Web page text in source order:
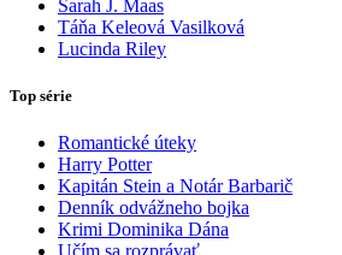
Sarah J. Maas
Táňa Keleová Vasilková
Lucinda Riley
Top série
Romantické úteky
Harry Potter
Kapitán Stein a Notár Barbarič
Denník odvážneho bojka
Krimi Dominika Dána